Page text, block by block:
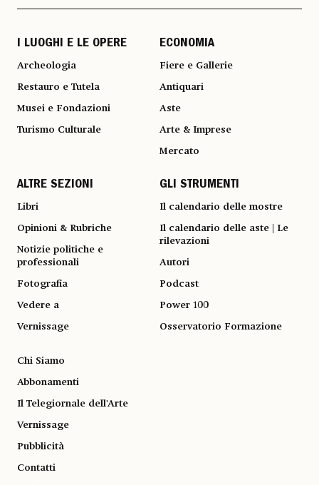
I LUOGHI E LE OPERE
Archeologia
Restauro e Tutela
Musei e Fondazioni
Turismo Culturale
ECONOMIA
Fiere e Gallerie
Antiquari
Aste
Arte & Imprese
Mercato
ALTRE SEZIONI
Libri
Opinioni & Rubriche
Notizie politiche e
professionali
Fotografia
Vedere a
Vernissage
GLI STRUMENTI
Il calendario delle mostre
Il calendario delle aste | Le
rilevazioni
Autori
Podcast
Power 100
Osservatorio Formazione
Chi Siamo
Abbonamenti
Il Telegiornale dell'Arte
Vernissage
Pubblicità
Contatti